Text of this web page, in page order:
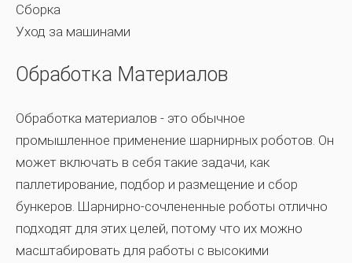
Сборка
Уход за машинами
Обработка Материалов
Обработка материалов - это обычное
промышленное применение шарнирных роботов. Он
может включать в себя такие задачи, как
паллетирование, подбор и размещение и сбор
бункеров. Шарнирно-сочлененные роботы отлично
подходят для этих целей, потому что их можно
масштабировать для работы с высокими